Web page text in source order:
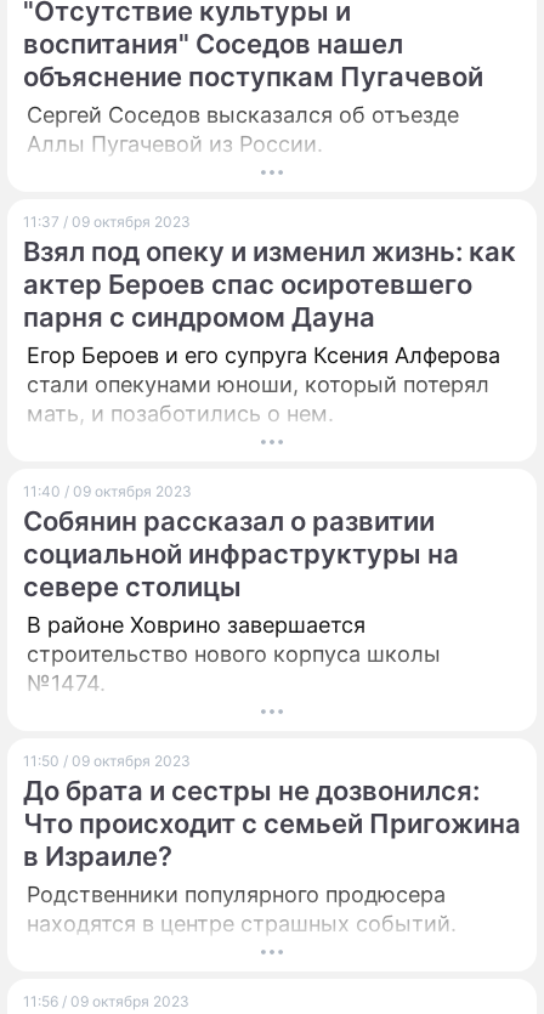
"Отсутствие культуры и
воспитания" Соседов нашел
объяснение поступкам Пугачевой
Сергей Соседов высказался об отъезде
Аллы Пугачевой из России.
11:37 / 09 октября 2023
Взял под опеку и изменил жизнь: как
актер Бероев спас осиротевшего
парня с синдромом Дауна
Егор Бероев и его супруга Ксения Алферова
стали опекунами юноши, который потерял
мать, и позаботились о нем.
11:40 / 09 октября 2023
Собянин рассказал о развитии
социальной инфраструктуры на
севере столицы
В районе Ховрино завершается
строительство нового корпуса школы
№1474.
11:50 / 09 октября 2023
До брата и сестры не дозвонился:
Что происходит с семьей Пригожина
в Израиле?
Родственники популярного продюсера
находятся в центре страшных событий.
11:56 / 09 октября 2023